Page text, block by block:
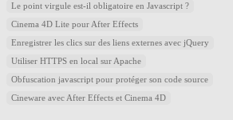
Le point virgule est-il obligatoire en Javascript ?
Cinema 4D Lite pour After Effects
Enregistrer les clics sur des liens externes avec jQuery
Utiliser HTTPS en local sur Apache
Obfuscation javascript pour protéger son code source
Cineware avec After Effects et Cinema 4D